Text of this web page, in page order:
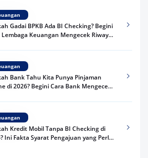
Gadai BPKB Ada BI Checking? Begini
Lembaga Keuangan Mengecek Riwayat
Bank Tahu Kita Punya Pinjaman
di 2026? Begini Cara Bank Mengecek
Kredit Mobil Tanpa BI Checking di
Ini Fakta Syarat Pengajuan yang Perlu